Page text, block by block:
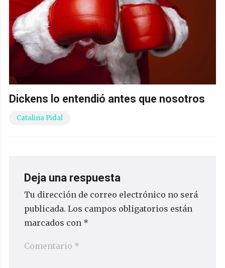
Dickens lo entendió antes que nosotros
Catalina Pidal
Deja una respuesta
Tu dirección de correo electrónico no será
publicada. Los campos obligatorios están
marcados con *